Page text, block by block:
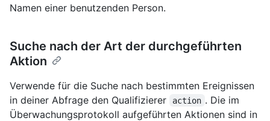
Namen einer benutzenden Person.
Suche nach der Art der durchgeführten
Aktion
Verwende für die Suche nach bestimmten Ereignissen
in deiner Abfrage den Qualifizierer
action . Die im
Überwachungsprotokoll aufgeführten Aktionen sind in